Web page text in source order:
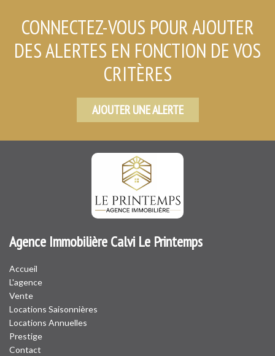
CONNECTEZ-VOUS POUR AJOUTER
DES ALERTES EN FONCTION DE VOS
CRITÈRES
AJOUTER UNE ALERTE
Agence Immobilière Calvi Le Printemps
Accueil
L'agence
Vente
Locations Saisonnières
Locations Annuelles
Prestige
Contact